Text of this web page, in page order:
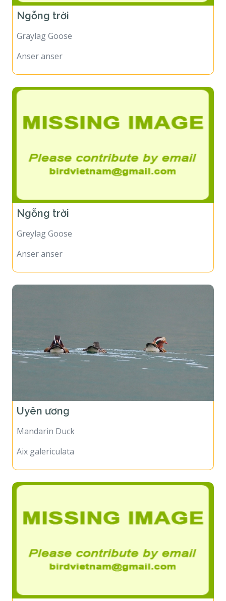
Ngỗng trời
Graylag Goose
Anser anser
Ngỗng trời
Greylag Goose
Anser anser
Uyên ương
Mandarin Duck
Aix galericulata